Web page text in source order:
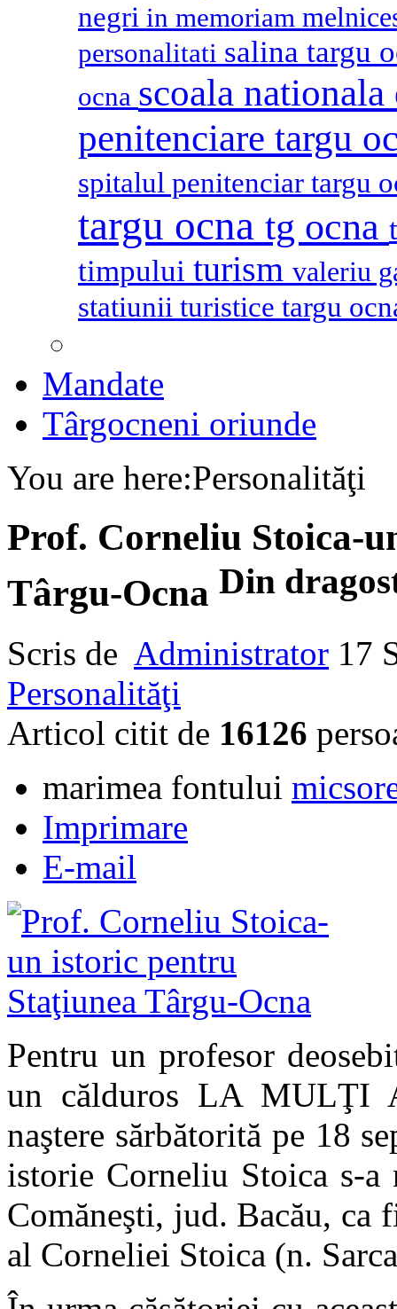
negri in memoriam
personalitati salina targu
ocna scoala
penitenciare targu
spitalul penitenciar targu
targu ocna tg ocna
timpului turism valeriu
statiunii turistice targu
Mandate
Târgocneni oriunde
You are here:Personalităţi
Prof. Corneliu Stoica-
Târgu-Ocna Din
Scris de Administrator 17
Personalităţi
Articol citit de 16126
marimea fontului
Imprimare
E-mail
Pentru un profesor
un călduros LA MULŢI
naştere sărbătorită pe 18
istorie Corneliu Stoica s-a
Comăneşti, jud. Bacău, ca
al Corneliei Stoica (n.